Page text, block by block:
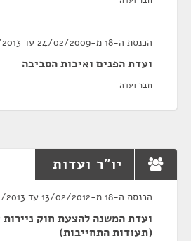
הכנסת ה-18 מ-24/02/2009 עד 05/02/2013
ועדת הפנים ואיכות הסביבה
חבר ועדה
יו"ר ועדות
הכנסת ה-18 מ-13/02/2012 עד 05/02/2013
(תעודות התחייבות)